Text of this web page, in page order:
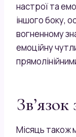
настрої та
іншого боку,
вогненному
емоційну
Місяць також